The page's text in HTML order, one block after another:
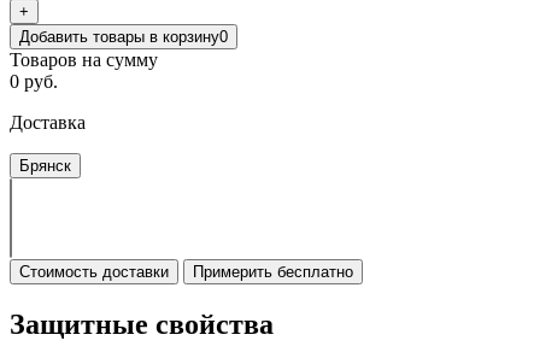
+
Добавить товары в корзину0
Товаров на сумму
0 руб.
Доставка
Брянск
Стоимость доставки Примерить бесплатно
Защитные свойства